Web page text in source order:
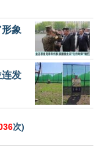
象
连发
次)